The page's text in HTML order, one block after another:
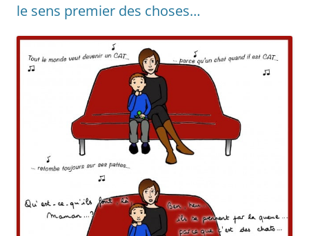
le sens premier des choses…